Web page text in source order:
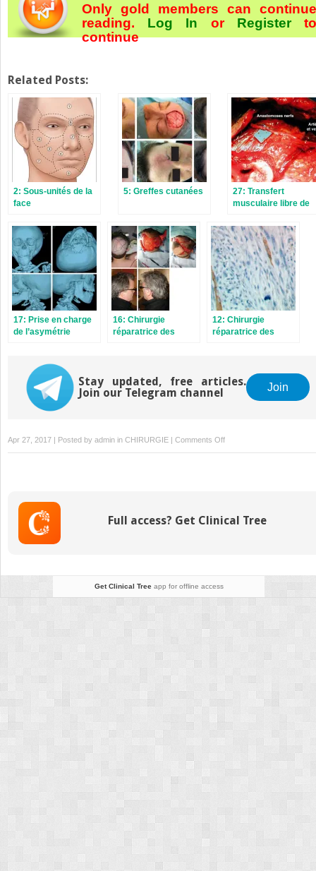
Only gold members can continue
reading. Log In orRegister
continue
Related Posts:
2: Sous-unités de la
face
5: Greffes cutanées
27: Transfert
musculaire libre de
17: Prise en charge
de l’asymétrie
16: Chirurgie
réparatrice des
12: Chirurgie
réparatrice des
Stay updated, free articles.
Join our Telegram channel
Join
Apr 27, 2017 | Posted by admin in CHIRURGIE | Comments Offon
11:
Full access? Get Clinical Tree
Get Clinical Treeapp for offline access